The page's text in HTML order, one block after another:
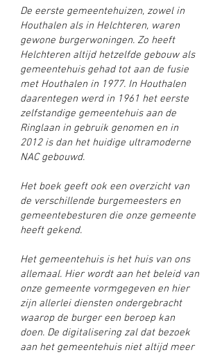
De eerste gemeentehuizen, zowel in
Houthalen als in Helchteren, waren
gewone burgerwoningen. Zo heeft
Helchteren altijd hetzelfde gebouw als
gemeentehuis gehad tot aan de fusie
met Houthalen in 1977. In Houthalen
daarentegen werd in 1961 het eerste
zelfstandige gemeentehuis aan de
Ringlaan in gebruik genomen en in
2012 is dan het huidige ultramoderne
NAC gebouwd.
Het boek geeft ook een overzicht van
de verschillende burgemeesters en
gemeentebesturen die onze gemeente
heeft gekend.
Het gemeentehuis is het huis van ons
allemaal. Hier wordt aan het beleid van
onze gemeente vormgegeven en hier
zijn allerlei diensten ondergebracht
waarop de burger een beroep kan
doen. De digitalisering zal dat bezoek
aan het gemeentehuis niet altijd meer